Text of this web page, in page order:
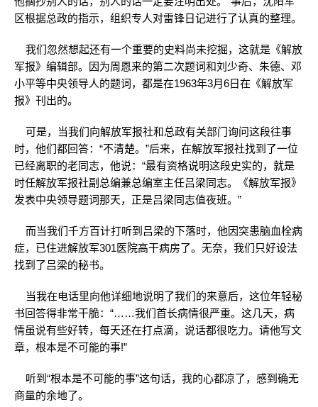
区根据总政的指示，组织专人对雷锋日记进行了认真的整理。
我们忽然想起还有一个重要的史料尚未挖掘，这就是《解放
军报》编辑部。因为周恩来的第二次题词和刘少奇、朱德、邓
小平等中央领导人的题词，都是在1963年3月6日在《解放军
报》刊出的。
可是，当我们向解放军报社和总政有关部门询问这段往事
时，他们都回答：“不清楚。”后来，在解放军报社找到了一位
已经离职的老同志，他说：“最有资格说明这段史实的，就是
时任解放军报社副总编兼总编室主任吕梁同志。《解放军报》
发表中央领导题词那天，正是吕梁同志值夜班。”
而当我们千方百计打听到吕梁的下落时，他因突患脑血栓病
症，已住进解放军301医院高干病房了。无奈，我们只好设法
找到了吕梁的秘书。
当我在电话里向他详细地说明了我们的来意后，这位年轻秘
书回答得非常干脆：“……我们首长病情很严重。这几天，病
情虽说有些好转，每天还在打点滴，说话都很吃力。请他写文
章，根本是不可能的事!”
听到“根本是不可能的事”这句话，我的心都凉了，感到确无
商量的余地了。